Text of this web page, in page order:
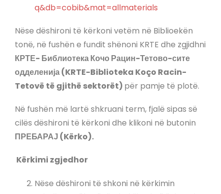
q&db=cobib&mat=allmaterials
Nëse dëshironi të kërkoni vetëm në Biblioekën
tonë, në fushën e fundit shënoni KRTE dhe zgjidhni
КРТЕ- Библиотека Кочо Рацин-Тетово-сите
одделенија (KRTE-Biblioteka Koço Racin-
Tetovë të gjithë sektorët) për pamje të plotë.
Në fushën më lartë shkruani term, fjalë sipas së
cilës dëshironi të kërkoni dhe klikoni në butonin
ПРЕБАРАЈ (Kërko).
Kërkimi zgjedhor
Nëse dëshironi të shkoni në kërkimin